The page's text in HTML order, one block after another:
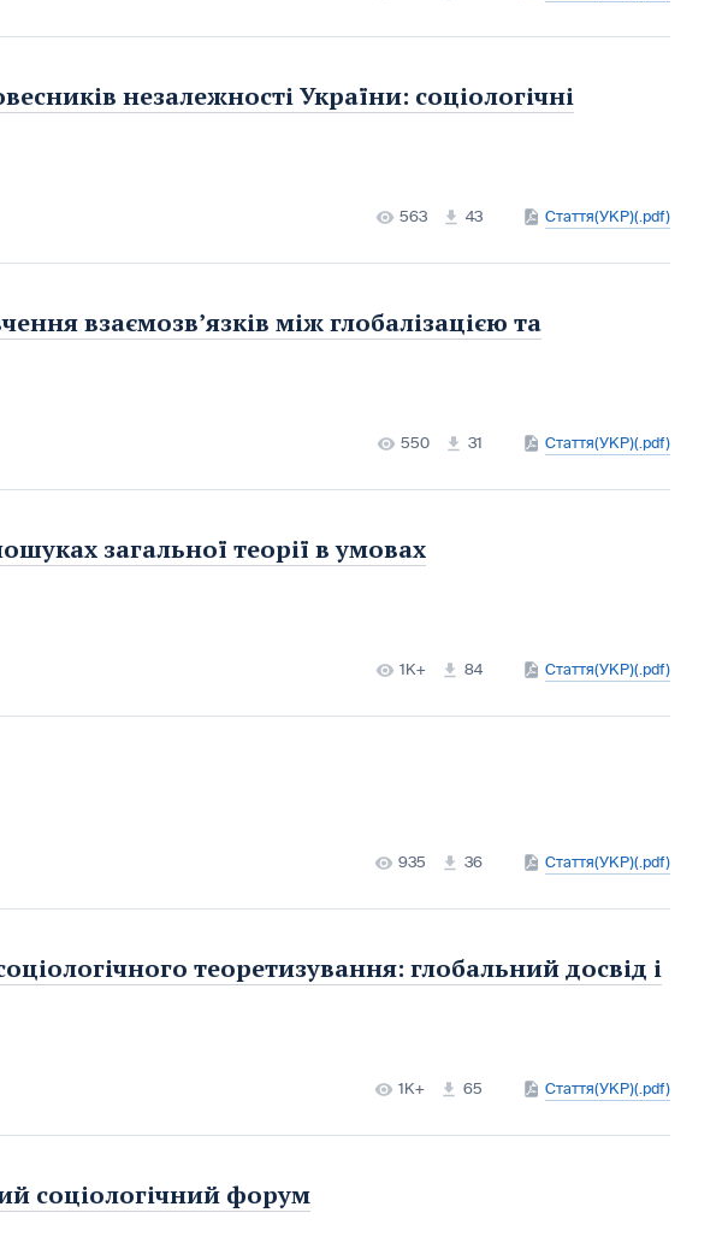
незалежності України: соціологічні
563 43 Стаття(УКР)(.pdf)
взаємозв’язків між глобалізацією та
550 31 Стаття(УКР)(.pdf)
загальної теорії в умовах
1K+ 84 Стаття(УКР)(.pdf)
935 36 Стаття(УКР)(.pdf)
теоретизування: глобальний досвід і
1K+ 65 Стаття(УКР)(.pdf)
соціологічний форум